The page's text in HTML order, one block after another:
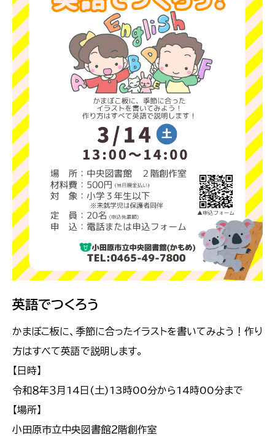
英語でつくろう
かまぼこ板に、季節に合ったイラストを書いてみよう！作り
方はすべて英語で説明します。
【日時】
令和８年３月14日(土)13時00分から14時00分まで
【場所】
小田原市立中央図書館２階創作室